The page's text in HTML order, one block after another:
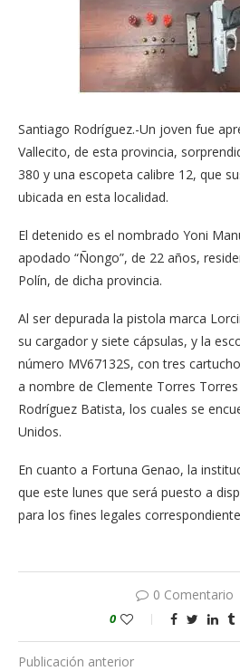
Santiago Rodríguez.-Un joven fue
Vallecito, de esta provincia,
380 y una escopeta calibre 12, que
ubicada en esta localidad.
El detenido es el nombrado Yoni
apodado “Ñongo”, de 22 años,
Polín, de dicha provincia.
Al ser depurada la pistola marca
su cargador y siete cápsulas, y la
número MV67132S, con tres
a nombre de Clemente Torres Torres
Rodríguez Batista, los cuales se
Unidos.
En cuanto a Fortuna Genao, la
que este lunes que será puesto a
para los fines legales
0 Comentario
0
Publicación anterior